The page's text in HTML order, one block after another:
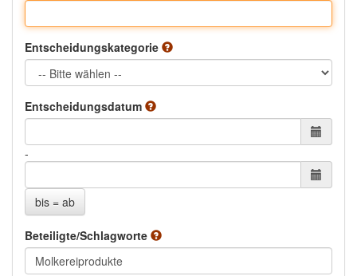
Entscheidungskategorie
Entscheidungsdatum
ab
-
bis = ab
Beteiligte/Schlagworte